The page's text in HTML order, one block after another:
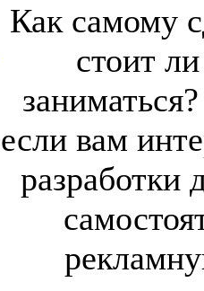
Как самому
стоит
если вам
разработки